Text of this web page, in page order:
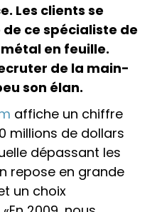
Les clients se
ce spécialiste de
en feuille.
de la main-
son élan.
affiche un chiffre
millions de dollars
dépassant les
repose en grande
un choix